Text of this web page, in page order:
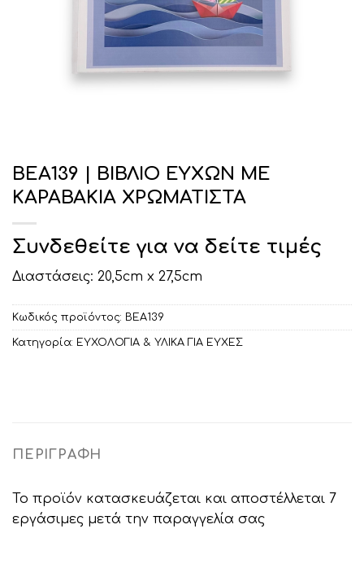
ΒΕΑ139 | ΒΙΒΛΙΟ ΕΥΧΩΝ ΜΕ
ΚΑΡΑΒΑΚΙΑ ΧΡΩΜΑΤΙΣΤΑ
Συνδεθείτε για να δείτε τιμές
Διαστάσεις: 20,5cm x 27,5cm
Κωδικός προϊόντος: ΒΕΑ139
Κατηγορία: ΕΥΧΟΛΟΓΙΑ & ΥΛΙΚΑ ΓΙΑ ΕΥΧΕΣ
ΠΕΡΙΓΡΑΦΉ
Το προϊόν κατασκευάζεται και αποστέλλεται 7
εργάσιμες μετά την παραγγελία σας